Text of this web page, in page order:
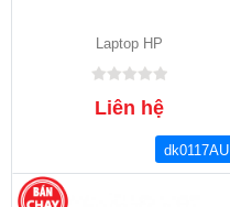
Laptop HP
Liên hệ
dk0117AU